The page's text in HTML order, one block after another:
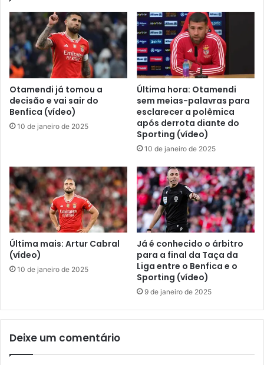
Otamendi já tomou a
decisão e vai sair do
Benfica (vídeo)
10 de janeiro de 2025
Última hora: Otamendi
sem meias-palavras para
esclarecer a polêmica
após derrota diante do
Sporting (vídeo)
10 de janeiro de 2025
Última mais: Artur Cabral
(vídeo)
10 de janeiro de 2025
Já é conhecido o árbitro
para a final da Taça da
Liga entre o Benfica e o
Sporting (vídeo)
9 de janeiro de 2025
Deixe um comentário